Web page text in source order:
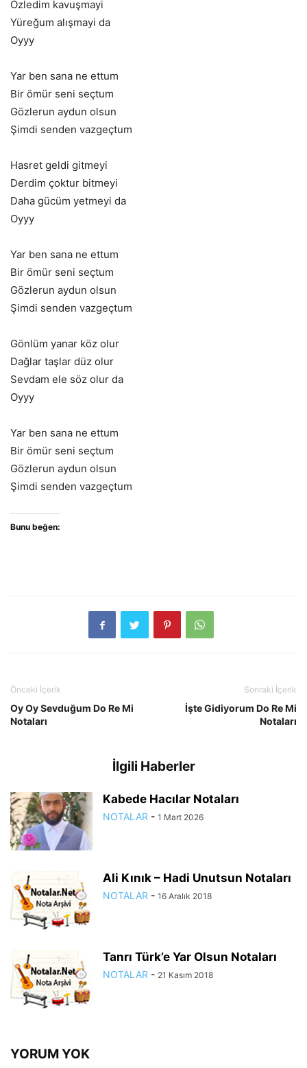
Özledim kavuşmayi
Yüreğum alışmayi da
Oyyy
Yar ben sana ne ettum
Bir ömür seni seçtum
Gözlerun aydun olsun
Şimdi senden vazgeçtum
Hasret geldi gitmeyi
Derdim çoktur bitmeyi
Daha gücüm yetmeyi da
Oyyy
Yar ben sana ne ettum
Bir ömür seni seçtum
Gözlerun aydun olsun
Şimdi senden vazgeçtum
Gönlüm yanar köz olur
Dağlar taşlar düz olur
Sevdam ele söz olur da
Oyyy
Yar ben sana ne ettum
Bir ömür seni seçtum
Gözlerun aydun olsun
Şimdi senden vazgeçtum
Bunu beğen:
Önceki İçerik
Oy Oy Sevduğum Do Re Mi
Notaları
Sonraki İçerik
İşte Gidiyorum Do Re Mi
Notaları
İlgili Haberler
Kabede Hacılar Notaları
NOTALAR - 1 Mart 2026
Ali Kınık – Hadi Unutsun Notaları
NOTALAR - 16 Aralık 2018
Tanrı Türk’e Yar Olsun Notaları
NOTALAR - 21 Kasım 2018
YORUM YOK